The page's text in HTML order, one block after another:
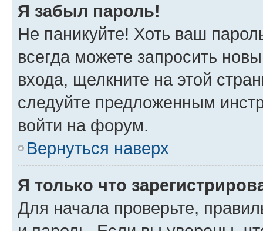
Я забыл пароль!
Не паникуйте! Хоть ваш
всегда можете запросить
входа, щелкните на этой
следуйте предложенным
войти на форум.
Вернуться наверх
Я только что
Для начала проверьте,